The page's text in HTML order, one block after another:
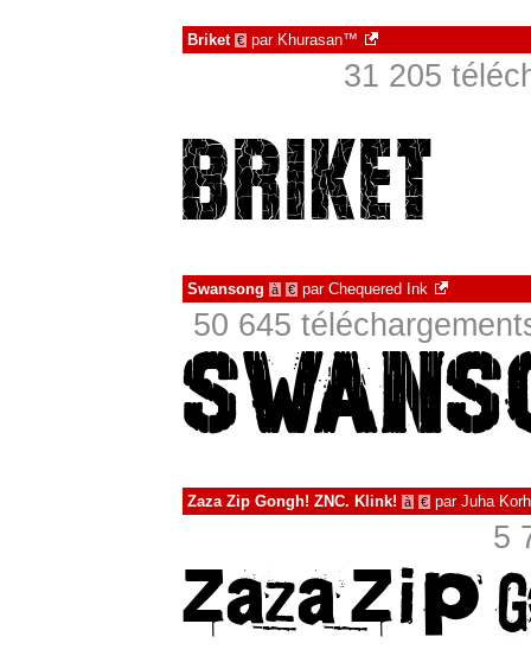
Briket € par Khurasan™
31 205
Swansong à € par Chequered Ink
50 645
Zaza Zip Gongh! ZNC. Klink! à € par Juha
5